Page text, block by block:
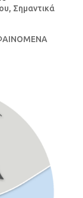
, Σημαντικά